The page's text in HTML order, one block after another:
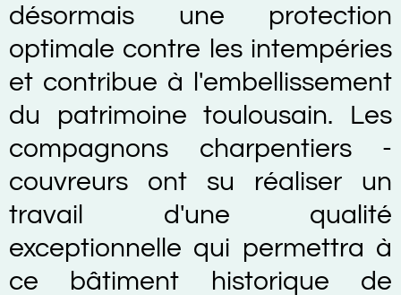
désormais une protection
optimale contre les intempéries
et contribue à l'embellissement
du patrimoine toulousain. Les
compagnons charpentiers -
couvreurs ont su réaliser un
travail d'une qualité
exceptionnelle qui permettra à
ce bâtiment historique de